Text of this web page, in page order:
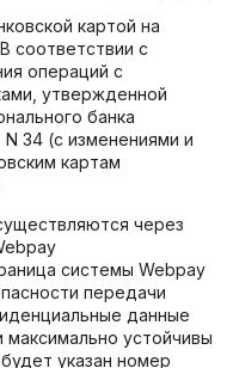
картой на
соответствии с
операций с
утвержденной
банка
N 34 (с изменениями и
картам
через
системы Webpay
передачи
данные
устойчивы
указан номер